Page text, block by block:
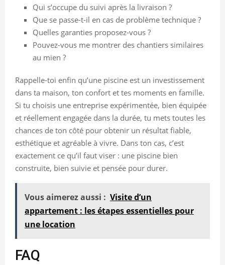
Qui s’occupe du suivi après la livraison ?
Que se passe-t-il en cas de problème technique ?
Quelles garanties proposez-vous ?
Pouvez-vous me montrer des chantiers similaires
au mien ?
Rappelle-toi enfin qu’une piscine est un investissement
dans ta maison, ton confort et tes moments en famille.
Si tu choisis une entreprise expérimentée, bien équipée
et réellement engagée dans la durée, tu mets toutes les
chances de ton côté pour obtenir un résultat fiable,
esthétique et agréable à vivre. Dans ton cas, c’est
exactement ce qu’il faut viser : une piscine bien
construite, bien suivie et pensée pour durer.
Vous aimerez aussi : Visite d’un
appartement : les étapes essentielles pour
une location
FAQ